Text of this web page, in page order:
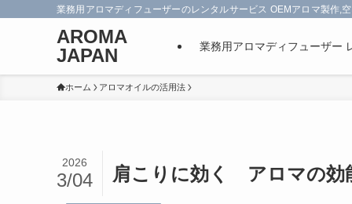
業務用アロマディフューザーのレンタルサービス OEMアロマ製作,
AROMA
JAPAN
業務用アロマディフューザー
ホーム アロマオイルの活用法
肩こりに効く アロマの効
2026
3/04